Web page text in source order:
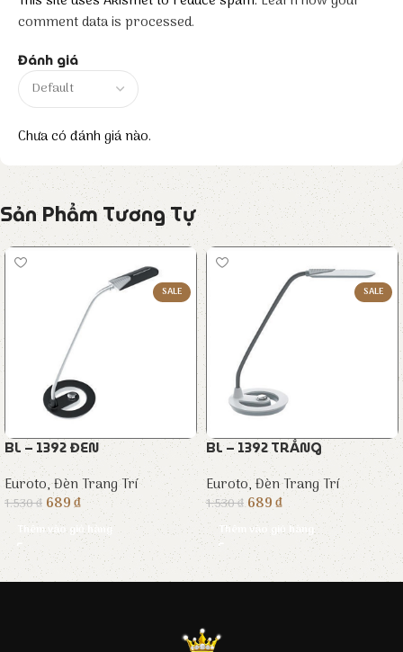
Đánh giá
Chưa có đánh giá nào.
comment data is processed.
Sản Phẩm Tương Tự
SALE
BL – 1392 ĐEN
Euroto,Đèn Trang Trí
1.530₫ 689₫
Thêm vào giỏ hàng
SALE
BL – 1392 TRẮNG
Euroto,Đèn Trang Trí
1.530₫ 689₫
Thêm vào giỏ hàng